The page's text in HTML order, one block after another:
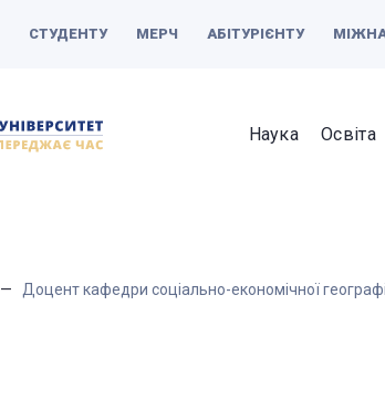
СТУДЕНТУ МЕРЧ АБІТУРІЄНТУ
Наука Освіта
Доцент кафедри соціально-економічної